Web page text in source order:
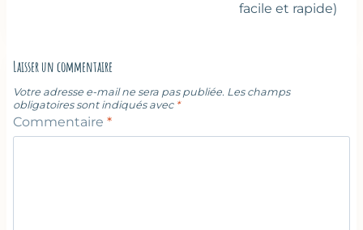
facile et rapide)
Laisser un commentaire
Votre adresse e-mail ne sera pas publiée. Les champs
obligatoires sont indiqués avec *
Commentaire *